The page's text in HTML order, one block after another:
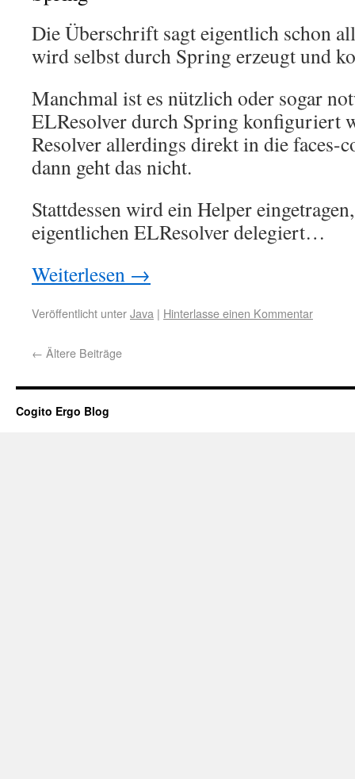
Die Überschrift sagt eigentlich schon
wird selbst durch Spring erzeugt und
Manchmal ist es nützlich oder sogar
ELResolver durch Spring konfiguriert
Resolver allerdings direkt in die faces-
dann geht das nicht.
Stattdessen wird ein Helper
eigentlichen ELResolver delegiert…
Weiterlesen →
Veröffentlicht unterJava | Hinterlasse einen Kommentar
← Ältere Beiträge
Cogito Ergo Blog